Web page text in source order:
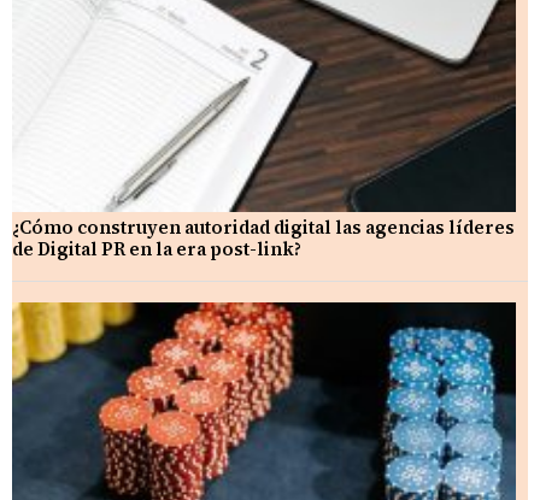
¿Cómo construyen autoridad digital las agencias líderes
de Digital PR en la era post-link?